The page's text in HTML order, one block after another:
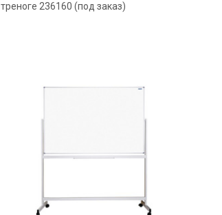
треноге 236160 (под заказ)